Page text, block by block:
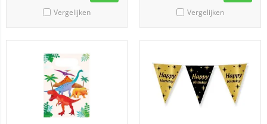
Vergelijken Vergelijken